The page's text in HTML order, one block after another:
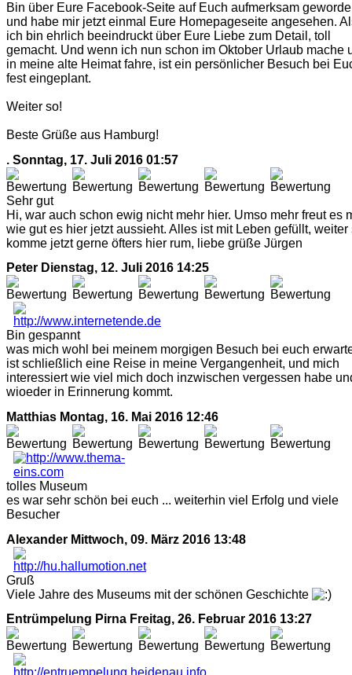
Bin über Eure Facebook-Seite auf Euch aufmerksam
und habe mir jetzt einmal Eure Homepageseite angesehen.
ich bin ehrlich beeindruckt über Eure Liebe zum Detail, toll
gemacht. Und wenn ich nun schon im Oktober Urlaub mache
in meine alte Heimat fahre, ist ein persönlicher Besuch bei
fest eingeplant.
Weiter so!
Beste Grüße aus Hamburg!
. Sonntag, 17. Juli 2016 01:57
Sehr gut
Hi, war auch schon ewig nicht mehr hier. Umso mehr freut es
wie gut es hier jetzt aussieht. Alles ist mit Leben gefüllt, weiter
komme jetzt gerne öfters hier rum, liebe grüße Jürgen
Peter Dienstag, 12. Juli 2016 14:25
Bin gespannt
was mich wohl bei meinem morgigen Besuch bei euch
ist schließlich eine Reise in meine Vergangenheit, und mich
interessiert wie viel mich doch inzwischen vergessen habe
wioeder in Erinnerung kommt.
Matthias Montag, 16. Mai 2016 12:46
tolles Museum
es war sehr schön bei euch ... weiterhin viel Erfolg und viele
Besucher
Alexander Mittwoch, 09. März 2016 13:48
Gruß
Viele Jahre des Museums mit der schönen Geschichte
Entrümpelung Pirna Freitag, 26. Februar 2016 13:27